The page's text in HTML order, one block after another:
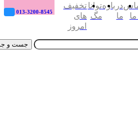
013-3200-8545
ما
درباره
ما
توانا
مگ
تخفیف
های
امروز
جست و